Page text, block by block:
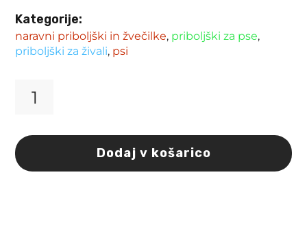
Kategorije:
naravni priboljški in žvečilke, priboljški za pse,
priboljški za živali, psi
pse
1kos
Flamingo
Dodaj v košarico